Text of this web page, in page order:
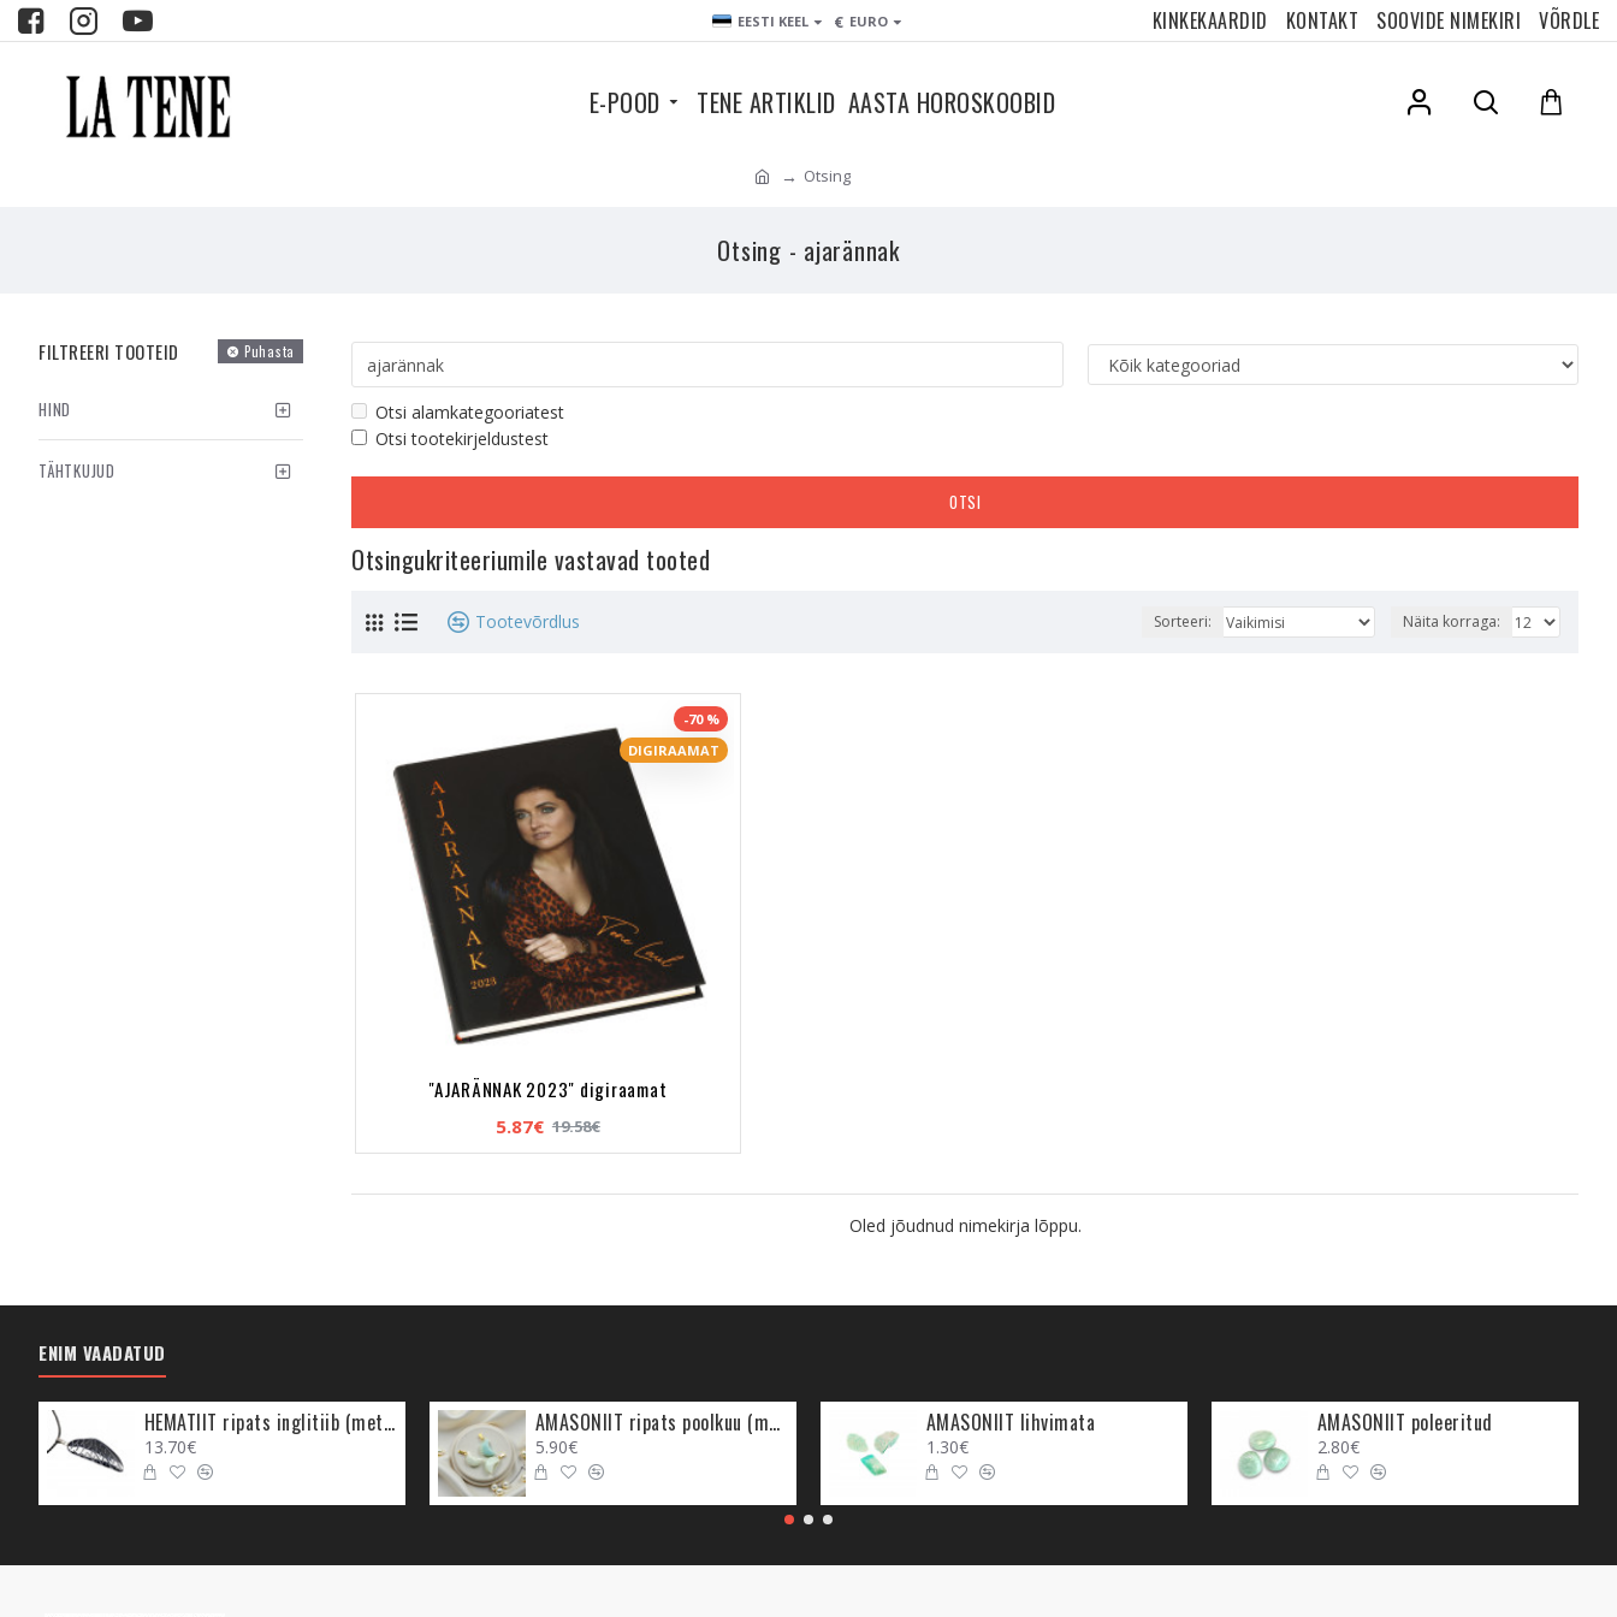
EESTI KEEL € EURO KINKEKAARDID KONTAKT SOOVIDE NIMEKIRI VÕRDLE
E-POOD TENE ARTIKLID AASTA HOROSKOOBID
Otsing
Otsing - ajarännak
FILTREERI TOOTEID Puhasta
HIND
TÄHTKUJUD
Otsi alamkategooriatest
Otsi tootekirjeldustest
OTSI
Otsingukriteeriumile vastavad tooted
Tootevõrdlus Sorteeri: Näita korraga:
DIGIRAAMAT
-70 %
"AJARÄNNAK 2023" digiraamat
5.87€ 19.58€
Oled jõudnud nimekirja lõppu.
ENIM VAADATUD
HEMATIIT ripats inglitiib (metall)
13.70€
AMASONIIT ripats poolkuu (metall)
5.90€
AMASONIIT lihvimata
1.30€
AMASONIIT poleeritud
2.80€